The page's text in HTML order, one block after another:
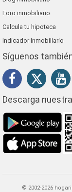
Foro inmobiliario
Calcula tu hipoteca
Indicador Inmobiliario
Síguenos
Descarga
© 2002-2026